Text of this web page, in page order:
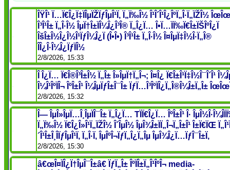
ÎŸÎ¹ Ï…Ï€Î¿Ï‡ÏÎµÏŽÏƒÎµÎ¹Ï‚ Ï„Ï‰Î½ Î¹Î´Î¹Î¿ÎºÏ„Î·Ï„ÏŽÎ½
Î³Î¹Î± Ï„Î·Î½ ÎµÏ†Î±ÏÎ¼Î¿Î³Î® Ï„Î¿Ï… Î•Ï…ÏÏ‰Ï€Î±ÏŠÎºÎ¿Ï
ÎšÎ±Î½Î¿Î½Î¹ÏƒÎ¼Î¿Ï (Î•Î•) Î³Î¹Î± Ï„Î·Î½ Î¤ÎµÏ‡Î½Î·Ï„Î®
ÎÎ¿Î·Î¼Î¿ÏƒÏÎ½
2/8/2026, 15:33
Î Î¿Ï… Ï€Î®Î³Î±Î½ Ï„Î± Î»ÎµÏ†Ï„Î¬; Î¤Î¿ Ï€Î±Î¹Ï‡Î½Î¯Î´Î¹
Î¼Î¹ÎºÏÎ¬ ÎºÎ±Î¹ Î¼ÎµÏƒÎ±Î¯Î± ÏƒÏ…Î³ÎºÏÎ¿Ï„Î®Î¼Î±Ï„Î±
2/8/2026, 15:32
Î— ÎµÎ»ÎµÏ…Î¸ÎµÏÎ¯Î± Ï„Î¿Ï… TÏÏ€Î¿Ï… ÎºÎ±Î¹ Î·
Ï„Ï‰Î½ Ï€Î¿Î»Î¹Ï„ÏŽÎ½ Î´ÎµÎ½ ÎµÎ¾Î±ÏÏ„Î¬Ï„Î±Î¹ Î±Ï€ÏŒ
´Î¹Î±Î¸Î­ÏƒÎµÎ¹Ï‚ Ï„Î·Ï‚ ÎµÎºÎ¬ÏƒÏ„Î¿Ï„Îµ ÎµÎ¾Î¿Ï…ÏƒÎ¯Î±Ï‚
2/8/2026, 15:30
â€œÎ¤ÏÎ¿Ï†ÎµÎ¯Î±â€ ÏƒÏ„Î± ÎºÏÎ±Ï„Î¹ÎºÎ¬ media-